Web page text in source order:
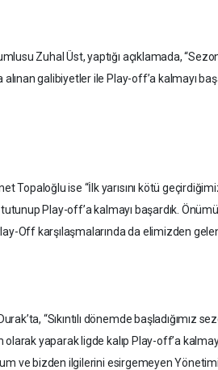
Zuhal Üst, yaptığı açıklamada,
galibiyetler ile Play-off’a kalmayı
Topaloğlu ise “İlk yarısını kötü
tutunup Play-off’a kalmayı başardık.
Off karşılaşmalarında da elimizden
“Sıkıntılı dönemde başladığımız
yaparak ligde kalıp Play-off’a
ve bizden ilgilerini esirgemeyen